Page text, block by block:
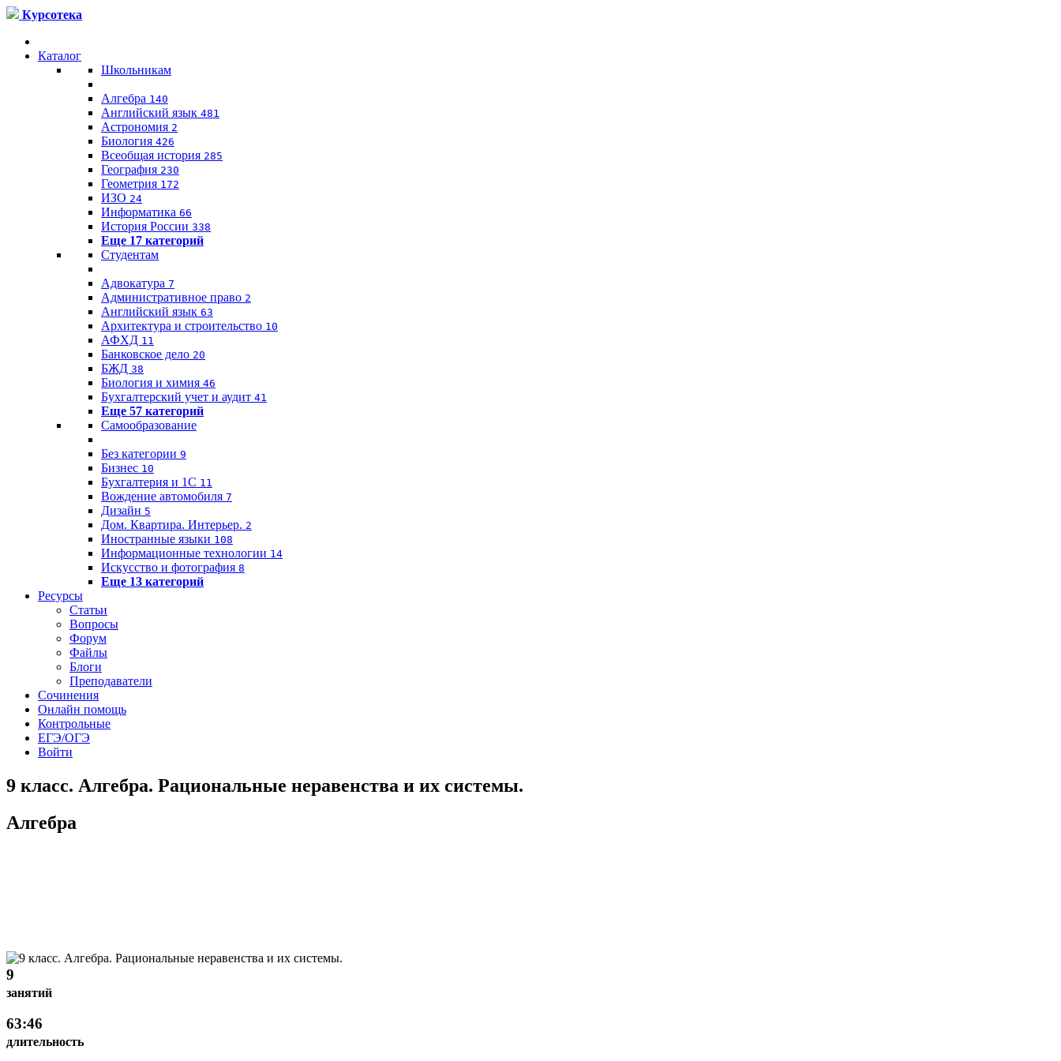
Курсотека
Каталог
Школьникам
Алгебра 140
Английский язык 481
Астрономия 2
Биология 426
Всеобщая история 285
География 230
Геометрия 172
ИЗО 24
Информатика 66
История России 338
Еще 17 категорий
Студентам
Адвокатура 7
Административное право 2
Английский язык 63
Архитектура и строительство 10
АФХД 11
Банковское дело 20
БЖД 38
Биология и химия 46
Бухгалтерский учет и аудит 41
Еще 57 категорий
Самообразование
Без категории 9
Бизнес 10
Бухгалтерия и 1C 11
Вождение автомобиля 7
Дизайн 5
Дом. Квартира. Интерьер. 2
Иностранные языки 108
Информационные технологии 14
Искусство и фотография 8
Еще 13 категорий
Ресурсы
Статьи
Вопросы
Форум
Файлы
Блоги
Преподаватели
Сочинения
Онлайн помощь
Контрольные
ЕГЭ/ОГЭ
Войти
9 класс. Алгебра. Рациональные неравенства и их системы.
Алгебра
9
занятий
63:46
длительность